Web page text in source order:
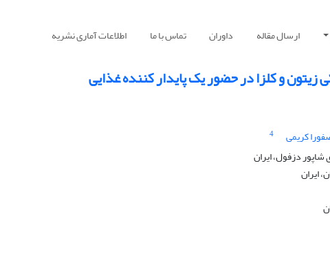
ارسال مقاله داوران تماس با ما اطلاعات آماری نشریه
و کلزا در حضور یک پایدار کننده غذایی
کریمی
4
دزفول، ایران
ایران